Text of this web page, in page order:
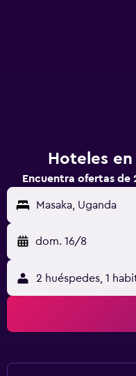
Hoteles
Encuentra ofertas de
Masaka, Uganda
dom. 16/8
2 huéspedes, 1